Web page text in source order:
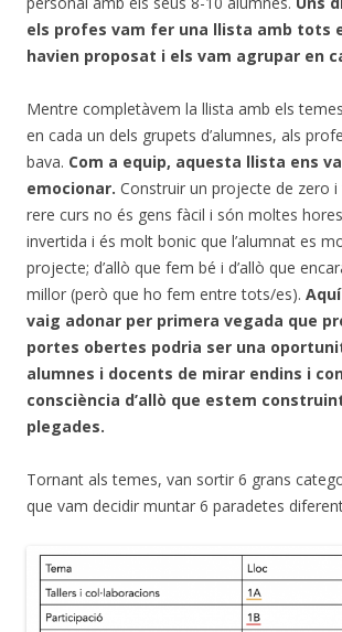
els profes vam fer una llista amb tots
havien proposat i els vam agrupar en
Mentre completàvem la llista amb els
en cada un dels grupets d’alumnes, als
bava. Com a equip, aquesta llista ens va
emocionar. Construir un projecte de zero
rere curs no és gens fàcil i són moltes
invertida i és molt bonic que l’alumnat es
projecte; d’allò que fem bé i d’allò que
millor (però que ho fem entre tots/es).
vaig adonar per primera vegada que
portes obertes podria ser una
alumnes i docents de mirar endins i
consciència d’allò que estem
plegades.
Tornant als temes, van sortir 6 grans
que vam decidir muntar 6 paradetes